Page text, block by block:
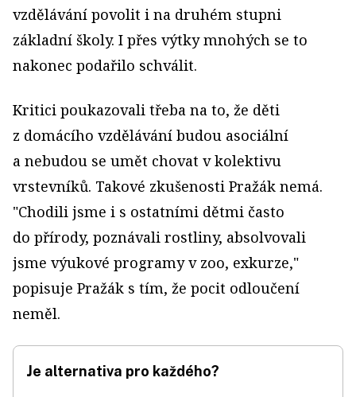
vzdělávání povolit i na druhém stupni
základní školy. I přes výtky mnohých se to
nakonec podařilo schválit.
Kritici poukazovali třeba na to, že děti
z domácího vzdělávání budou asociální
a nebudou se umět chovat v kolektivu
vrstevníků. Takové zkušenosti Pražák nemá.
"Chodili jsme i s ostatními dětmi často
do přírody, poznávali rostliny, absolvovali
jsme výukové programy v zoo, exkurze,"
popisuje Pražák s tím, že pocit odloučení
neměl.
Je alternativa pro každého?